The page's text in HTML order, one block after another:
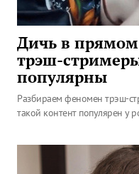
Дичь в прямом
трэш-
популярны
Разбираем феномен трэш-
такой контент популярен у